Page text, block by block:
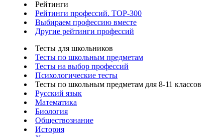
Рейтинги
Рейтинги профессий. TOP-300
Выбираем профессию вместе
Другие рейтинги профессий
Тесты для школьников
Тесты по школьным предметам
Тесты на выбор профессий
Психологические тесты
Тесты по школьным предметам для 8-11 классов
Русский язык
Математика
Биология
Обществознание
История